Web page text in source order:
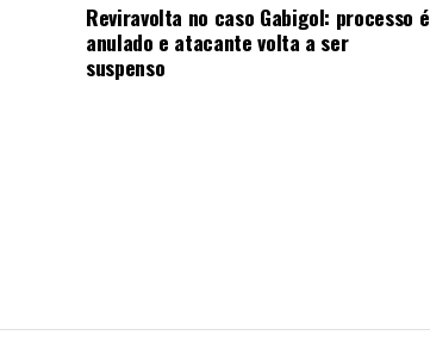
Reviravolta no caso Gabigol: processo é
anulado e atacante volta a ser
suspenso